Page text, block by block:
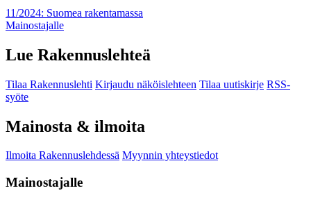
11/2024: Suomea rakentamassa
Mainostajalle
Lue Rakennuslehteä
Tilaa Rakennuslehti Kirjaudu näköislehteen Tilaa uutiskirje RSS-
syöte
Mainosta & ilmoita
Ilmoita Rakennuslehdessä Myynnin yhteystiedot
Mainostajalle